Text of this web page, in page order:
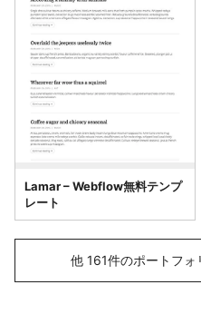
Lamar – Webflow無料テンプ
レート
他 161件のポートフ